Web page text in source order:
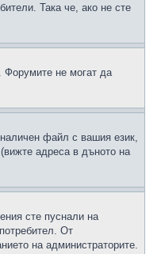
Така че, ако не сте
Форумите не могат да
файл с вашия език,
адреса в дъното на
сте пуснали на
От
на администраторите.